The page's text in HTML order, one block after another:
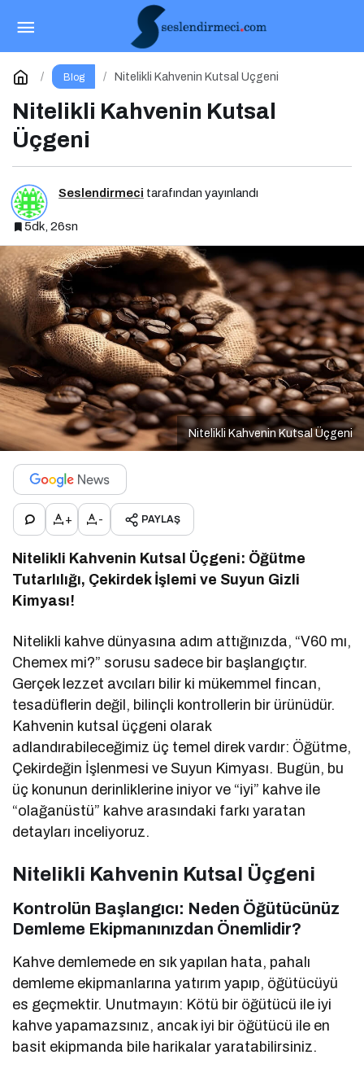
Blog Nitelikli Kahvenin Kutsal Üçgeni
Nitelikli Kahvenin Kutsal
Üçgeni
Seslendirmeci tarafından yayınlandı
5dk, 26sn
Nitelikli Kahvenin Kutsal Üçgeni
+ - PAYLAŞ
Nitelikli Kahvenin Kutsal Üçgeni: Öğütme
Tutarlılığı, Çekirdek İşlemi ve Suyun Gizli
Kimyası!
Nitelikli kahve dünyasına adım attığınızda, “V60 mı,
Chemex mi?” sorusu sadece bir başlangıçtır.
Gerçek lezzet avcıları bilir ki mükemmel fincan,
tesadüflerin değil, bilinçli kontrollerin bir ürünüdür.
Kahvenin kutsal üçgeni olarak
adlandırabileceğimiz üç temel direk vardır: Öğütme,
Çekirdeğin İşlenmesi ve Suyun Kimyası. Bugün, bu
üç konunun derinliklerine iniyor ve “iyi” kahve ile
“olağanüstü” kahve arasındaki farkı yaratan
detayları inceliyoruz.
Nitelikli Kahvenin Kutsal Üçgeni
Kontrolün Başlangıcı: Neden Öğütücünüz
Demleme Ekipmanınızdan Önemlidir?
Kahve demlemede en sık yapılan hata, pahalı
demleme ekipmanlarına yatırım yapıp, öğütücüyü
es geçmektir. Unutmayın: Kötü bir öğütücü ile iyi
kahve yapamazsınız, ancak iyi bir öğütücü ile en
basit ekipmanda bile harikalar yaratabilirsiniz.
Marketing Haber’de Yazar Olmak İçin Yazarlık
Başvurusu Başladı!
Yorum Yap